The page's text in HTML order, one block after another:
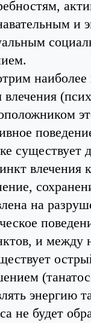
и
влечения
влечения
на
и между
энергию
не будет